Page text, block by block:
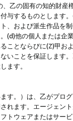
乙の固有の知的財
与するものとします
、および派生作品を
(d)他の個人または
ことならびに(Z)甲
いことを保証します
ます。
ます。）は、乙がプロ
れます。エージェン
トウェアまたはサー